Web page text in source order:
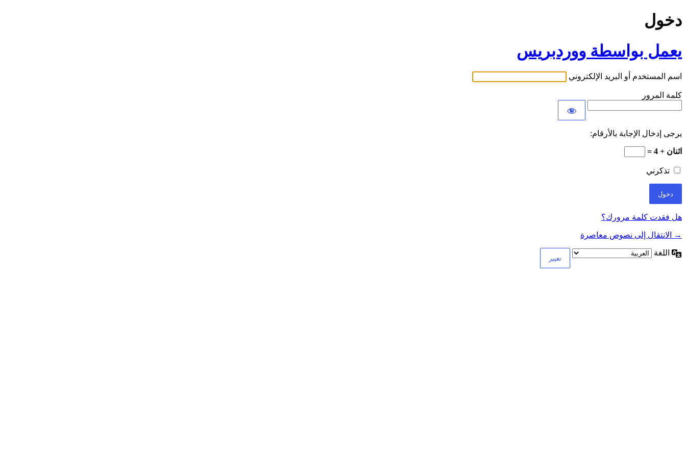
دخول
يعمل بواسطة ووردبريس
اسم المستخدم أو البريد الإلكتروني
كلمة المرور
يرجى إدخال الإجابة بالأرقام:
اثنان + 4 =
تذكرني
هل فقدت كلمة مرورك؟
→ الانتقال إلى نصوص معاصرة
اللغة